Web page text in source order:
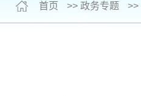
首页 >> 政务专题 >>